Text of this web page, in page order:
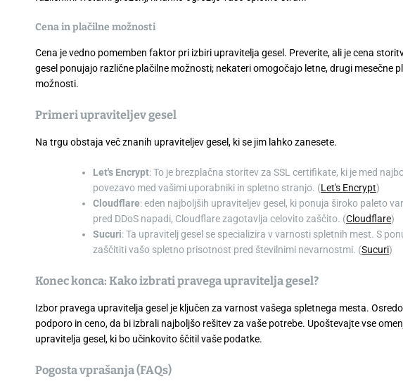
Cena in plačilne možnosti
Cena je vedno pomemben faktor pri izbiri upravitelja gesel. Preverite, ali je cena
gesel ponujajo različne plačilne možnosti; nekateri omogočajo letne, drugi mesečne
možnosti.
Primeri upraviteljev gesel
Na trgu obstaja več znanih upraviteljev gesel, ki se jim lahko zanesete.
Let's Encrypt: To je brezplačna storitev za SSL certifikate, ki je med
povezavo med vašimi uporabniki in spletno stranjo. (Let's Encrypt)
Cloudflare: eden najboljših upraviteljev gesel, ki ponuja široko paleto
pred DDoS napadi, Cloudflare zagotavlja celovito zaščito. (Cloudflare)
Sucuri: Ta upravitelj gesel se specializira v varnosti spletnih mest. S
zaščititi vašo spletno prisotnost pred številnimi nevarnostmi. (Sucuri)
Konec konca: Kako izbrati pravega upravitelja gesel?
Izbor pravega upravitelja gesel je ključen za varnost vašega spletnega mesta.
podporo in ceno, da bi izbrali najboljšo rešitev za vaše potrebe. Upoštevajte vse
upravitelja gesel, ki bo učinkovito ščitil vaše podatke.
Pogosta vprašanja (FAQs)